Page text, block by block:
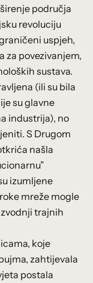
područja
revoluciju
uspjeh,
za povezivanjem,
sustava.
(ili su bila
su glavne
industrija), no
S Drugom
našla
izumljene
mreže mogle
trajnih
koje
zahtijevala
postala